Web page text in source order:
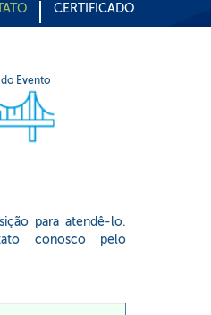
CERTIFICADO
Evento
para atendê-lo.
conosco pelo